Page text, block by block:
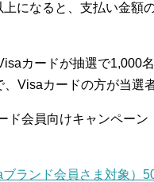
になると、支払い金額
カードが抽選で1,000
、Visaカードの方が当選
ド会員向けキャンペーン
ブランド会員さま対象）